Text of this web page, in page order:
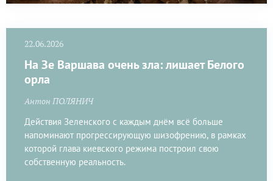
22.06.2026
На Зе Варшава очень зла: лишает Белого
орла
Антон ПОЛЯНИЧ
Действия Зеленского с каждым днём всё больше
напоминают прогрессирующую шизофрению, в рамках
которой глава киевского режима построил свою
собственную реальность.